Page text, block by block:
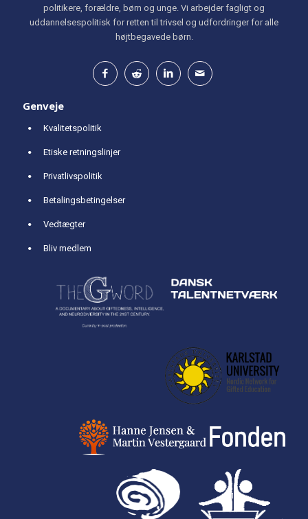
politikere, forældre, børn og unge. Vi arbejder fagligt og
uddannelsespolitisk for retten til trivsel og udfordringer for alle
højtbegavede børn.
Genveje
Kvalitetspolitik
Etiske retningslinjer
Privatlivspolitik
Betalingsbetingelser
Vedtægter
Bliv medlem